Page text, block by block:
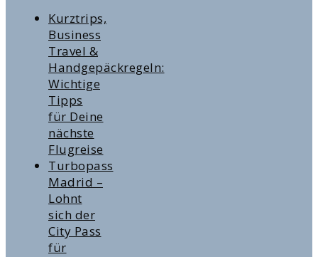
Kurztrips,
Business
Travel &
Handgepäckregeln:
Wichtige
Tipps
für Deine
nächste
Flugreise
Turbopass
Madrid –
Lohnt
sich der
City Pass
für